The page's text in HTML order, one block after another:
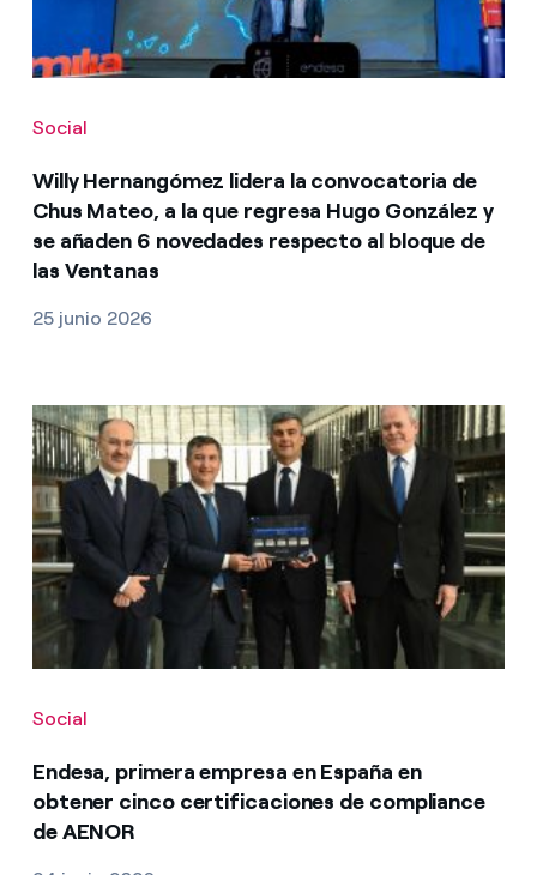
Social
Willy Hernangómez lidera la convocatoria de
Chus Mateo, a la que regresa Hugo González y
se añaden 6 novedades respecto al bloque de
las Ventanas
25 junio 2026
Social
Endesa, primera empresa en España en
obtener cinco certificaciones de compliance
de AENOR